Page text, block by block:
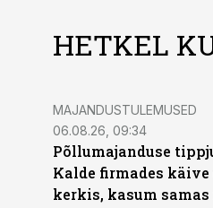
HETKEL
MAJANDUSTULEMUSED
06.08.26, 09:34
Põllumajanduse
Kalde firmades
kerkis, kasum